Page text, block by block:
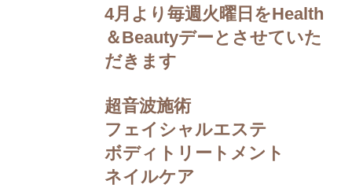
4月より毎週火曜日をHealth
＆Beautyデーとさせていた
だきます
超音波施術
フェイシャルエステ
ボディトリートメント
ネイルケア